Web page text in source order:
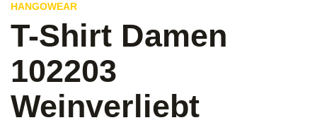
HANGOWEAR
T-Shirt Damen
102203
Weinverliebt